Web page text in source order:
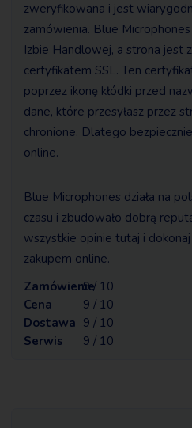
zweryfikowana i jest
zamówienia. Blue
Izbie Handlowej, a strona jest
certyfikatem SSL. Ten
poprzez ikonę kłódki przed
dane, które przesyłasz przez
chronione. Dlatego
online.
Blue Microphones działa na
czasu i zbudowało dobrą
wszystkie opinie tutaj i
zakupem online.
Zamówienie9 / 10
Cena
9 / 10
Dostawa 9 / 10
Serwis
9 / 10